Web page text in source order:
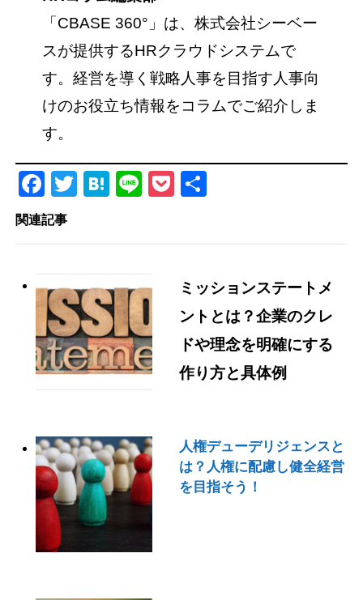
「CBASE 360°」は、株式会社シーベー
スが提供するHRクラウドシステムで
す。経営を導く戦略人事を目指す人事向
けのお役立ち情報をコラムでご紹介しま
す。
Facebook
Twitter
Hatena
LinePocket
関連記事
ミッションステートメ
ントとは？企業のクレ
ドや理念を明確にする
作り方と具体例
人権デューデリジェンスと
は？人権に配慮し健全経営
を目指そう！